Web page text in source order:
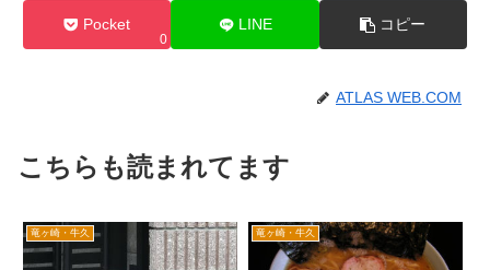
Pocket
0
LINE コピー
ATLAS WEB.COM
こちらも読まれてます
竜ヶ崎・牛久 竜ヶ崎・牛久